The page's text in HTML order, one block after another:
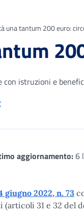
una tantum 200 euro:
istruzioni e
aggiornamento:6
giugno 2022, n. 73
31 e 32 del